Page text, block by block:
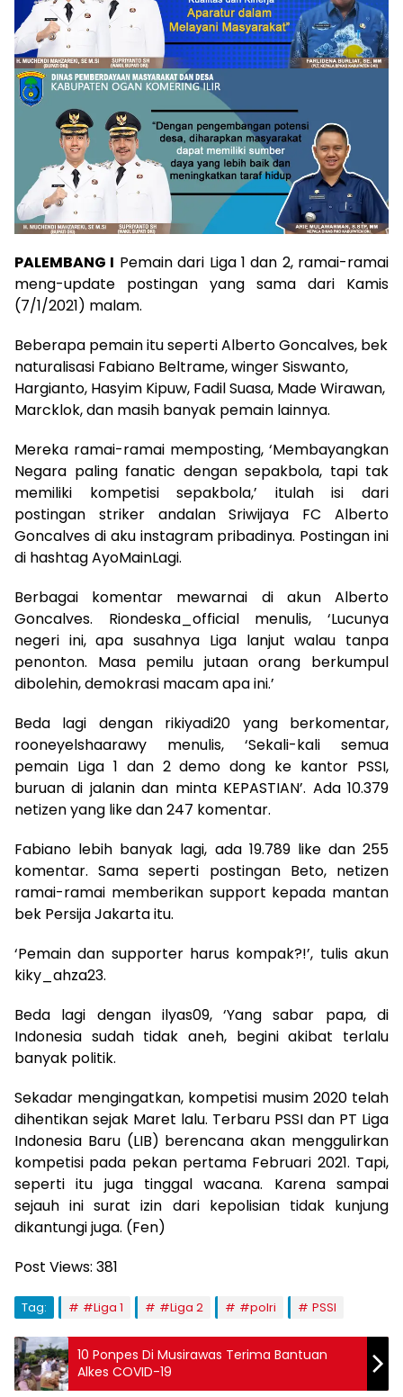
PALEMBANG I Pemain dari Liga 1 dan 2, ramai-ramai
meng-update postingan yang sama dari Kamis
(7/1/2021) malam.
Beberapa pemain itu seperti Alberto Goncalves, bek
naturalisasi Fabiano Beltrame, winger Siswanto,
Hargianto, Hasyim Kipuw, Fadil Suasa, Made Wirawan,
Marcklok, dan masih banyak pemain lainnya.
Mereka ramai-ramai memposting, ‘Membayangkan
Negara paling fanatic dengan sepakbola, tapi tak
memiliki kompetisi sepakbola,’ itulah isi dari
postingan striker andalan Sriwijaya FC Alberto
Goncalves di aku instagram pribadinya. Postingan ini
di hashtag AyoMainLagi.
Berbagai komentar mewarnai di akun Alberto
Goncalves. Riondeska_official menulis, ‘Lucunya
negeri ini, apa susahnya Liga lanjut walau tanpa
penonton. Masa pemilu jutaan orang berkumpul
dibolehin, demokrasi macam apa ini.’
Beda lagi dengan rikiyadi20 yang berkomentar,
rooneyelshaarawy menulis, ‘Sekali-kali semua
pemain Liga 1 dan 2 demo dong ke kantor PSSI,
buruan di jalanin dan minta KEPASTIAN’. Ada 10.379
netizen yang like dan 247 komentar.
Fabiano lebih banyak lagi, ada 19.789 like dan 255
komentar. Sama seperti postingan Beto, netizen
ramai-ramai memberikan support kepada mantan
bek Persija Jakarta itu.
‘Pemain dan supporter harus kompak?!’, tulis akun
kiky_ahza23.
Beda lagi dengan ilyas09, ‘Yang sabar papa, di
Indonesia sudah tidak aneh, begini akibat terlalu
banyak politik.
Sekadar mengingatkan, kompetisi musim 2020 telah
dihentikan sejak Maret lalu. Terbaru PSSI dan PT Liga
Indonesia Baru (LIB) berencana akan menggulirkan
kompetisi pada pekan pertama Februari 2021. Tapi,
seperti itu juga tinggal wacana. Karena sampai
sejauh ini surat izin dari kepolisian tidak kunjung
dikantungi juga. (Fen)
Post Views: 381
Tag: #Liga 1 #Liga 2 #polri PSSI
10 Ponpes Di Musirawas Terima Bantuan
Alkes COVID-19